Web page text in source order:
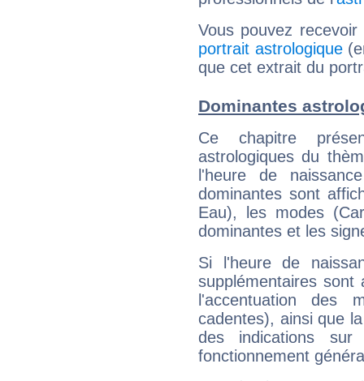
Vous pouvez
portrait astrologique
que cet extrait du
Dominantes
Ce chapitre
astrologiques du
l'heure de
dominantes sont
Eau), les modes
dominantes et les
Si l'heure de
supplémentaires sont
l'accentuation des
cadentes), ainsi que
des indications sur
fonctionnement